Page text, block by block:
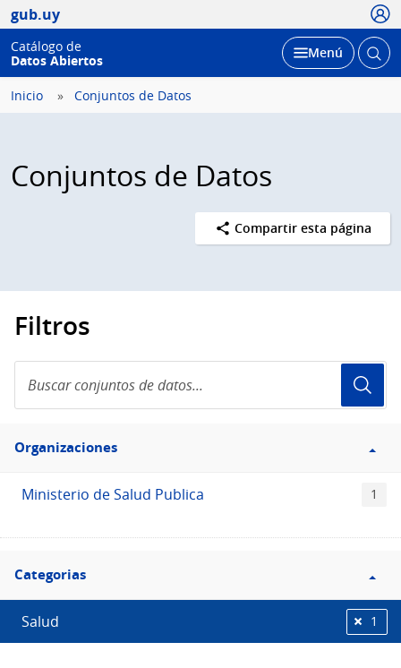
gub.uy
Catálogo de
Datos Abiertos
Desplegar
Menú Abrir
Inicio Conjuntos de Datos
Conjuntos de Datos
Compartir esta página
Filtros
conjuntos
de
Filtro
Organizaciones
Organizaciones
Ministerio de Salud Publica 1
Filtro
Categorias
Categorias
Salud 1